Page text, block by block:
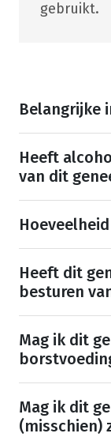
gebruikt.
Belangrijke
Heeft
van dit
Heeft dit
besturen
Mag ik dit
Mag ik dit
(misschien)